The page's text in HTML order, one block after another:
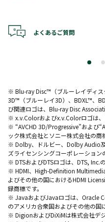
よくあるご質問
※ Blu-ray Disc™（ブルーレイディ
3D™（ブルーレイ3D）、BDXL™、
び関連ロゴは、Blu-ray Disc
※ x.v.Colorおよびx.v.Colorロゴは、
※ “AVCHD 3D/Progressive”および
ック株式会社とソニー株式会社の商
※ Dolby、ドルビー、Dolby Audio
ズライセンシングコーポレーション
※ DTSおよびDTSロゴは、DTS, Inc.
※ HDMI、High-Definition
よびその他の国におけるHDMI
録商標です。
※ JavaおよびJavaロゴは、Oracle
のアメリカ合衆国およびその他の国
※ DigionおよびDiXiMは株式会社デ